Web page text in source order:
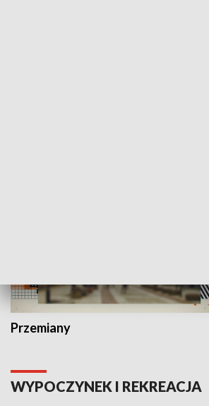
Przemiany
WYPOCZYNEK I REKREACJA